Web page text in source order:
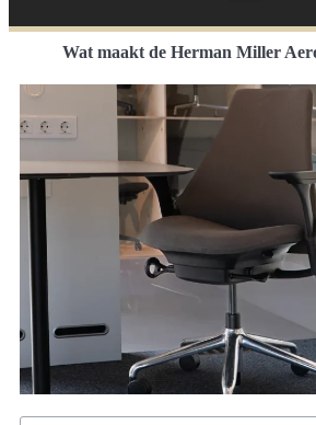
Wat maakt de Herman Miller